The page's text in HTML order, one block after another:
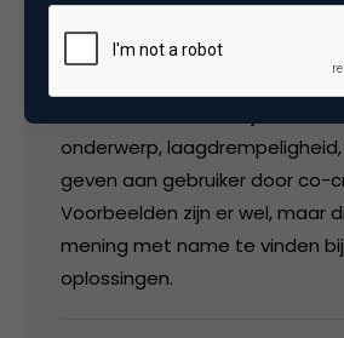
waardoor schaalgrootte afvalt
Redenen die je dan wel kunt
onderwerp,
geven aan gebruiker door co-
Voorbeelden zijn er wel, maar
mening met name te vinden
oplossingen.